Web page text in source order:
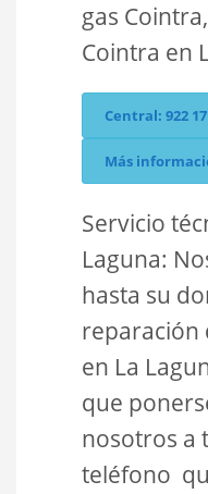
gas
Cointra en
Central: 922 17
Más
Servicio
Laguna:
hasta su
reparación
en La
que
nosotros a
teléfono